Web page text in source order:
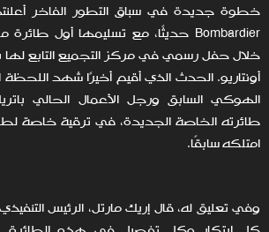
خطوة جديدة في سباق التطور الفاخر
خلال حفل رسمي في مركز التجميع التابع
أونتاريو. الحدث الذي أقيم أخيرًا شهد
الهوكي السابق ورجل الأعمال الحالي
امتلكه سابقًا.
وفي تعليق له، قال إريك مارتل، الرئيس